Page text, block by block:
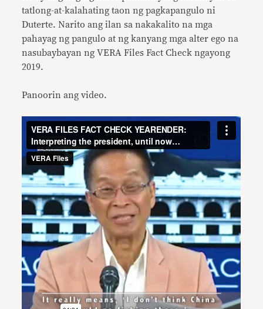
tatlong-at-kalahating taon ng pagkapangulo ni
Duterte. Narito ang ilan sa nakakalito na mga
pahayag ng pangulo at ng kanyang mga alter ego na
nasubaybayan ng VERA Files Fact Check ngayong
2019.
Panoorin ang video.